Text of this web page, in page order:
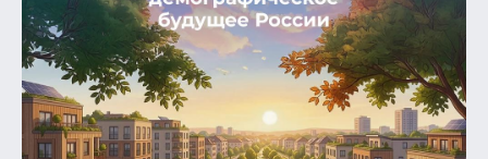
ПОЧТА
ВАШ ВОПРОС